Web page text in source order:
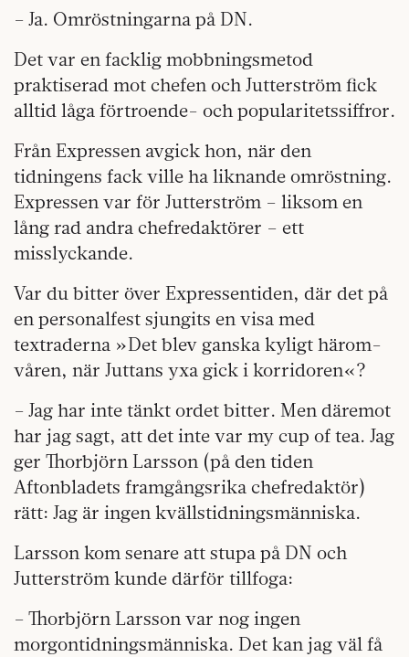
– Ja. Omröstningarna på DN.
Det var en facklig mobbningsmetod
praktiserad mot chefen och Jutterström fick
alltid låga förtroende- och popularitetssiffror.
Från Expressen avgick hon, när den
tidningens fack ville ha liknande omröstning.
Expressen var för Jutterström – liksom en
lång rad andra chefredaktörer – ett
misslyckande.
Var du bitter över Expressentiden, där det på
en personalfest sjungits en visa med
textraderna »Det blev ganska kyligt härom-
våren, när Juttans yxa gick i korridoren«?
– Jag har inte tänkt ordet bitter. Men däremot
har jag sagt, att det inte var my cup of tea. Jag
ger Thorbjörn Larsson (på den tiden
Aftonbladets framgångsrika chefredaktör)
rätt: Jag är ingen kvällstidningsmänniska.
Larsson kom senare att stupa på DN och
Jutterström kunde därför tillfoga:
– Thorbjörn Larsson var nog ingen
morgontidningsmänniska. Det kan jag väl få